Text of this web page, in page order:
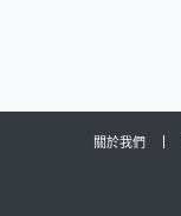
關於我們